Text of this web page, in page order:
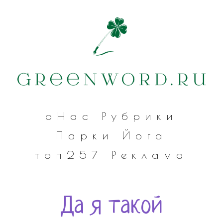
оНас
Рубрики
Парки
Йога
топ257
Реклама
Да я такой